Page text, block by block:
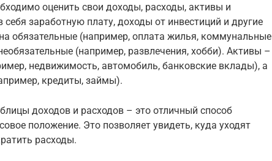
оценить свои доходы, расходы, активы и
заработную плату, доходы от инвестиций и другие
обязательные (например, оплата жилья, коммунальные
(например, развлечения, хобби). Активы –
недвижимость, автомобиль, банковские вклады), а
кредиты, займы).
доходов и расходов – это отличный способ
положение. Это позволяет увидеть, куда уходят
расходы.